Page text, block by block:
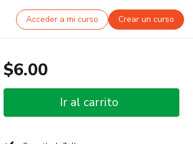
Acceder a mi curso Crear un curso
$6.00
Ir al carrito